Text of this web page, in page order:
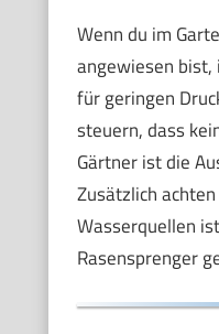
Wenn du im
angewiesen bist,
für geringen
steuern, dass
Gärtner ist die
Zusätzlich
Wasserquellen
Rasensprenger